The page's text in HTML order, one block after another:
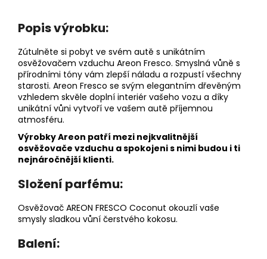
Popis výrobku:
Zútulněte si pobyt ve svém autě s unikátním
osvěžovačem vzduchu Areon Fresco. Smyslná vůně s
přírodními tóny vám zlepší náladu a rozpustí všechny
starosti. Areon Fresco se svým elegantním dřevěným
vzhledem skvěle doplní interiér vašeho vozu a díky
unikátní vůni vytvoří ve vašem autě příjemnou
atmosféru.
Výrobky Areon patří mezi nejkvalitnější
osvěžovače vzduchu a spokojeni s nimi budou i ti
nejnáročnější klienti.
Složení parfému:
Osvěžovač AREON FRESCO Coconut okouzlí vaše
smysly sladkou vůní čerstvého kokosu.
Balení:
DĚTSKÁ
LÁHEV
NA
PITÍ
KIDS
FUN
119
Kč